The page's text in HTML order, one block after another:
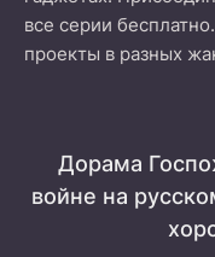
все серии
проекты в разных
Дорама
войне на